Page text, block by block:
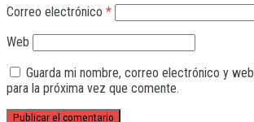
Correo electrónico *
Web
Guarda mi nombre, correo electrónico y
para la próxima vez que comente.